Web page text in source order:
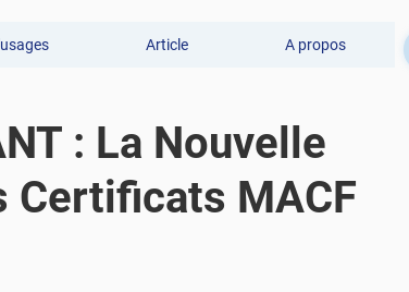
Article A propos
: La Nouvelle
Certificats MACF